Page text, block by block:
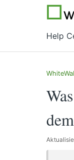
Help